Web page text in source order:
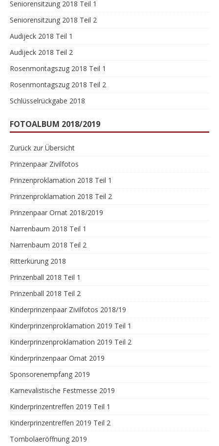
Seniorensitzung 2018 Teil 1
Seniorensitzung 2018 Teil 2
Audijeck 2018 Teil 1
Audijeck 2018 Teil 2
Rosenmontagszug 2018 Teil 1
Rosenmontagszug 2018 Teil 2
Schlüsselrückgabe 2018
FOTOALBUM 2018/2019
Zurück zur Übersicht
Prinzenpaar Zivilfotos
Prinzenproklamation 2018 Teil 1
Prinzenproklamation 2018 Teil 2
Prinzenpaar Ornat 2018/2019
Narrenbaum 2018 Teil 1
Narrenbaum 2018 Teil 2
Ritterkürung 2018
Prinzenball 2018 Teil 1
Prinzenball 2018 Teil 2
Kinderprinzenpaar Zivilfotos 2018/19
Kinderprinzenproklamation 2019 Teil 1
Kinderprinzenproklamation 2019 Teil 2
Kinderprinzenpaar Ornat 2019
Sponsorenempfang 2019
Karnevalistische Festmesse 2019
Kinderprinzentreffen 2019 Teil 1
Kinderprinzentreffen 2019 Teil 2
Tombolaeröffnung 2019